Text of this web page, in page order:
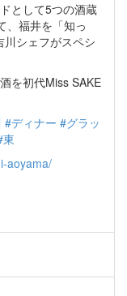
として5つの酒蔵
、福井を「知っ
川シェフがスペシ
を初代Miss SAKE
#ディナー #グラッ
東
aoyama/